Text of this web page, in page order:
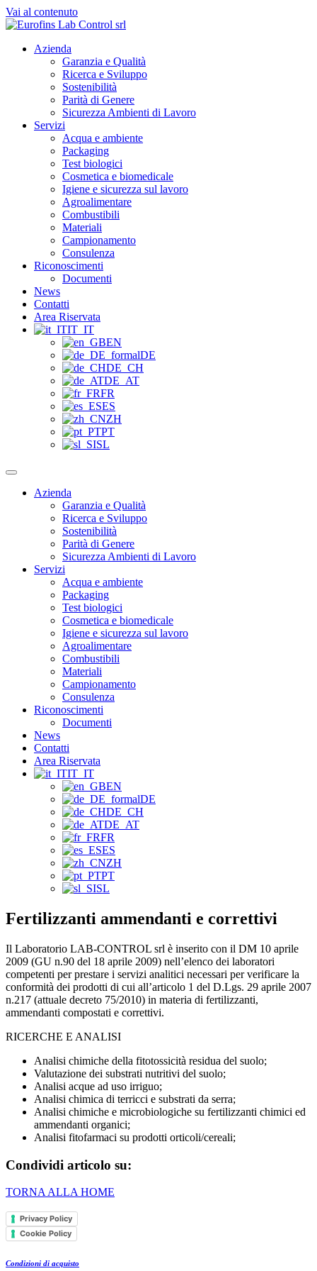
Vai al contenuto
Azienda
Garanzia e Qualità
Ricerca e Sviluppo
Sostenibilità
Parità di Genere
Sicurezza Ambienti di Lavoro
Servizi
Acqua e ambiente
Packaging
Test biologici
Cosmetica e biomedicale
Igiene e sicurezza sul lavoro
Agroalimentare
Combustibili
Materiali
Campionamento
Consulenza
Riconoscimenti
Documenti
News
Contatti
Area Riservata
IT_IT
EN
DE
DE_CH
DE_AT
FR
ES
ZH
PT
SL
Azienda
Garanzia e Qualità
Ricerca e Sviluppo
Sostenibilità
Parità di Genere
Sicurezza Ambienti di Lavoro
Servizi
Acqua e ambiente
Packaging
Test biologici
Cosmetica e biomedicale
Igiene e sicurezza sul lavoro
Agroalimentare
Combustibili
Materiali
Campionamento
Consulenza
Riconoscimenti
Documenti
News
Contatti
Area Riservata
IT_IT
EN
DE
DE_CH
DE_AT
FR
ES
ZH
PT
SL
Fertilizzanti ammendanti e correttivi
Il Laboratorio LAB-CONTROL srl è inserito con il DM 10 aprile
2009 (GU n.90 del 18 aprile 2009) nell’elenco dei laboratori
competenti per prestare i servizi analitici necessari per verificare la
conformità dei prodotti di cui all’articolo 1 del D.Lgs. 29 aprile 2007
n.217 (attuale decreto 75/2010) in materia di fertilizzanti,
ammendanti compostati e correttivi.
RICERCHE E ANALISI
Analisi chimiche della fitotossicità residua del suolo;
Valutazione dei substrati nutritivi del suolo;
Analisi acque ad uso irriguo;
Analisi chimica di terricci e substrati da serra;
Analisi chimiche e microbiologiche su fertilizzanti chimici ed
ammendanti organici;
Analisi fitofarmaci su prodotti orticoli/cereali;
Condividi articolo su:
TORNA ALLA HOME
Privacy Policy
Cookie Policy
Condizioni di acquisto